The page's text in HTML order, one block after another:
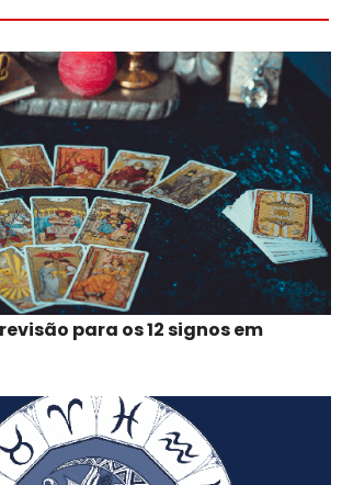
para os 12 signos em